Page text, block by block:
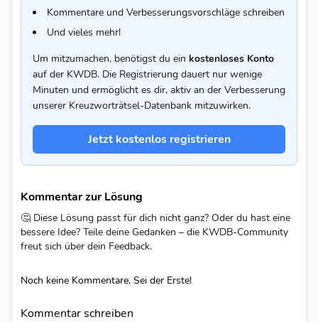
Kommentare und Verbesserungsvorschläge schreiben
Und vieles mehr!
Um mitzumachen, benötigst du ein kostenloses Konto
auf der KWDB. Die Registrierung dauert nur wenige
Minuten und ermöglicht es dir, aktiv an der Verbesserung
unserer Kreuzworträtsel-Datenbank mitzuwirken.
Jetzt kostenlos registrieren
Kommentar zur Lösung
🤔 Diese Lösung passt für dich nicht ganz? Oder du hast eine
bessere Idee? Teile deine Gedanken – die KWDB-Community
freut sich über dein Feedback.
Noch keine Kommentare. Sei der Erste!
Kommentar schreiben